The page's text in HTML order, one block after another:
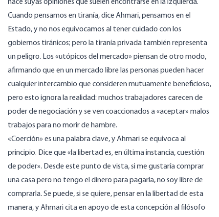
hace suyas opiniones que suelen encontrarse en la izquierda.
Cuando pensamos en tiranía, dice Ahmari, pensamos en el
Estado, y no nos equivocamos al tener cuidado con los
gobiernos tiránicos; pero la tiranía privada también representa
un peligro. Los «utópicos del mercado» piensan de otro modo,
afirmando que en un mercado libre las personas pueden hacer
cualquier intercambio que consideren mutuamente beneficioso,
pero esto ignora la realidad: muchos trabajadores carecen de
poder de negociación y se ven coaccionados a «aceptar» malos
trabajos para no morir de hambre.
«Coerción» es una palabra clave, y Ahmari se equivoca al
principio. Dice que «la libertad es, en última instancia, cuestión
de poder». Desde este punto de vista, si me gustaría comprar
una casa pero no tengo el dinero para pagarla, no soy libre de
comprarla. Se puede, si se quiere, pensar en la libertad de esta
manera, y Ahmari cita en apoyo de esta concepción al filósofo